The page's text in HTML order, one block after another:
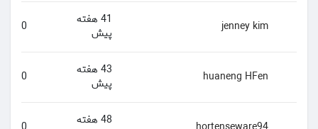
jenney kim
41 هفته
پیش
0
huaneng HFen
43 هفته
پیش
0
48 هفته